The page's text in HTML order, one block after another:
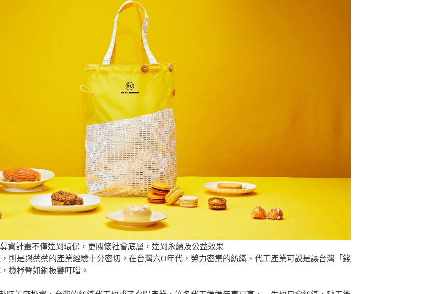
募資計畫不僅達到環保，更關懷社會底層，達到永續及公益效果
則是與蔡蔡的產業經驗十分密切。在台灣六O年代，勞力密集的紡織、代工產業可說是讓台灣「錢
機杼聲如銅板響叮噹。